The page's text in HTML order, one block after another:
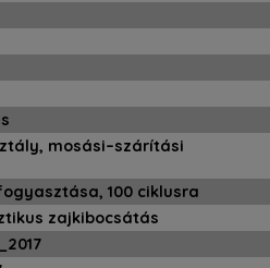
mosási–szárítási
100 ciklusra
zajkibocsátás